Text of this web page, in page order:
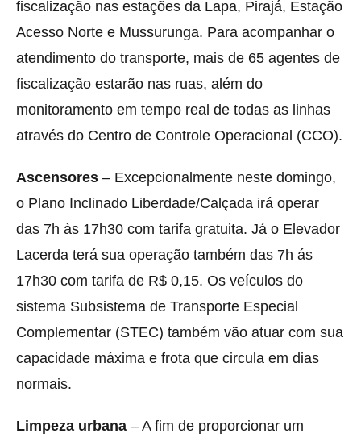
fiscalização nas estações da Lapa, Pirajá, Estação
Acesso Norte e Mussurunga. Para acompanhar o
atendimento do transporte, mais de 65 agentes de
fiscalização estarão nas ruas, além do
monitoramento em tempo real de todas as linhas
através do Centro de Controle Operacional (CCO).
Ascensores – Excepcionalmente neste domingo,
o Plano Inclinado Liberdade/Calçada irá operar
das 7h às 17h30 com tarifa gratuita. Já o Elevador
Lacerda terá sua operação também das 7h ás
17h30 com tarifa de R$ 0,15. Os veículos do
sistema Subsistema de Transporte Especial
Complementar (STEC) também vão atuar com sua
capacidade máxima e frota que circula em dias
normais.
Limpeza urbana – A fim de proporcionar um